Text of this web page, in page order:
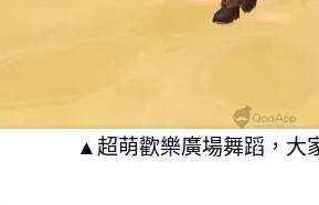
▲超萌歡樂廣場舞蹈，大